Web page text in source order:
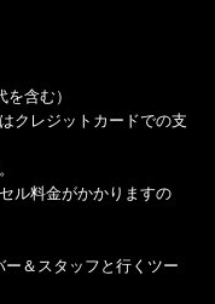
含む）
クレジットカードでの支
ル料金がかかりますの
＆スタッフと行くツー